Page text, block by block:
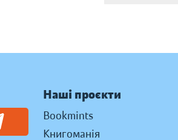
Наші проєкти
Bookmints
Книгоманія